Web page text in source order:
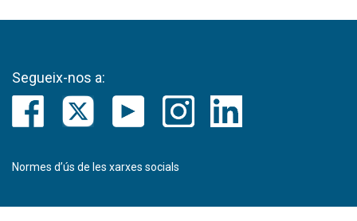
Segueix-nos a:
Normes d’ús de les xarxes socials